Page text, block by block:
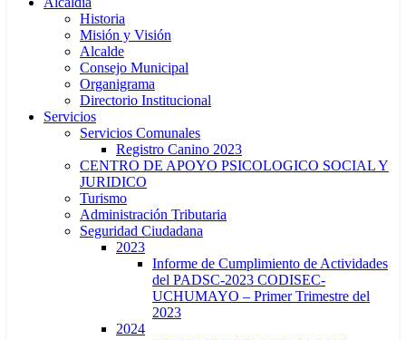
Historia
Misión y Visión
Alcalde
Consejo Municipal
Organigrama
Directorio Institucional
Servicios
Servicios Comunales
Registro Canino 2023
CENTRO DE APOYO PSICOLOGICO SOCIAL Y
JURIDICO
Turismo
Administración Tributaria
Seguridad Ciudadana
2023
Informe de Cumplimiento de Actividades
del PADSC-2023 CODISEC-
UCHUMAYO – Primer Trimestre del
2023
2024